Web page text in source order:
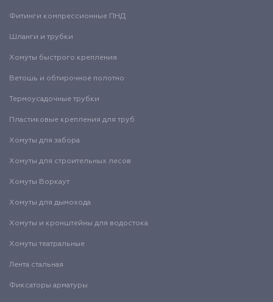
Фитинги компрессионные ПНД
Шланги и трубки
Хомуты быстрого крепления
Ветошь и обтирочное полотно
Термоусадочные трубки
Пластиковые крепления для труб
Хомуты для забора
Хомуты для строительных лесов
Хомуты Воркаут
Хомуты для дымохода
Хомуты и кронштейны для водостока
Хомуты театральные
Лента стальная
Фиксаторы арматуры